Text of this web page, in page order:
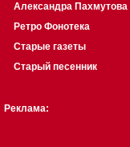
Александра Пахмутова
Ретро Фонотека
Старые газеты
Старый песенник
Реклама: